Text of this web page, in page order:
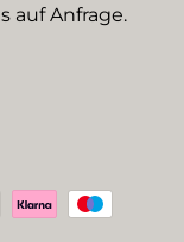
auf Anfrage.